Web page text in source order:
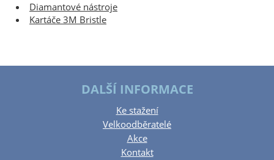
Diamantové nástroje
Kartáče 3M Bristle
DALŠÍ INFORMACE
Ke stažení
Velkoodběratelé
Akce
Kontakt